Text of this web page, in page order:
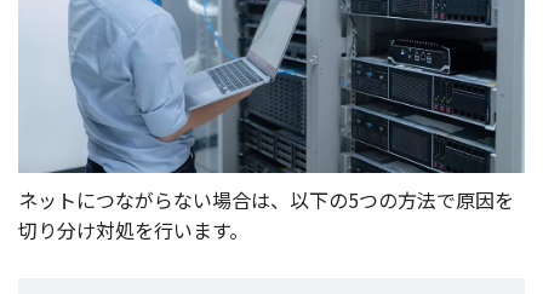
ネットにつながらない場合は、 以下の5つの方法で原因を
切り分け対処を行います。